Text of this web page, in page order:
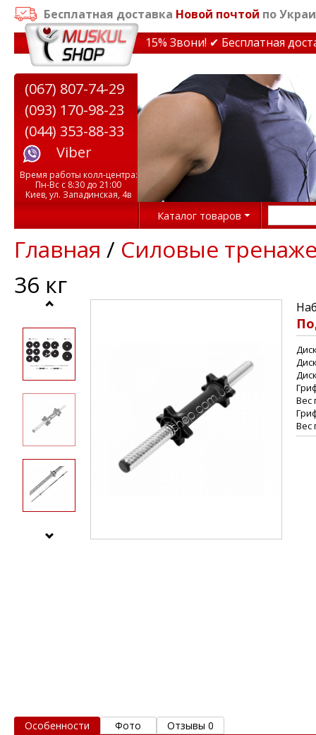
Бесплатная доставка Новой почтой по
на тренажеры до 15% Звони! ✔ Бесплатная
(067) 807-74-29
(093) 170-98-23
(044) 353-88-33
Viber
Время работы колл-центра:
Пн-Вс с 8:30 до 21:00
Киев, ул. Западинская, 4в
Каталог товаров
Главная / Силовые
36 кг
Вес
Вес
Особенности Фото Отзывы 0